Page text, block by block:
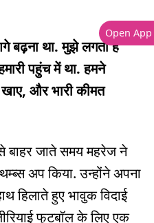
बढ़ना था. मुझे लगता है
पहुंच में था. हमने
और भारी कीमत
बाहर जाते समय महरेज ने
अप किया. उन्होंने अपना
हिलाते हुए भावुक विदाई
फुटबॉल के लिए एक
Open App